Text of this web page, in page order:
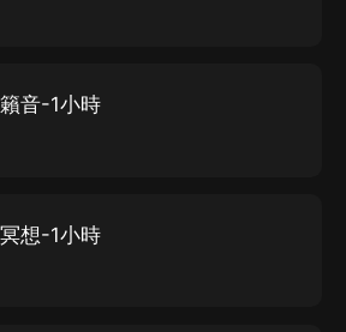
音-1小時
想-1小時